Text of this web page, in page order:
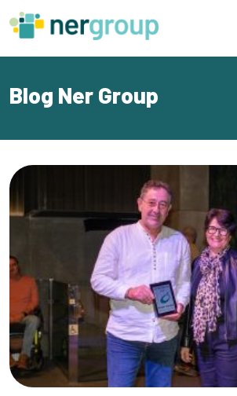
Skip
to
Blog Ner Group